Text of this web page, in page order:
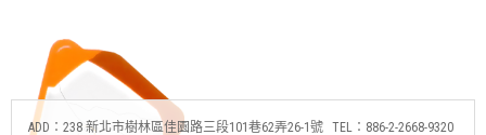
ADD：238 新北市樹林區佳園路三段101巷62弄26-1號 TEL：886-2-2668-9320